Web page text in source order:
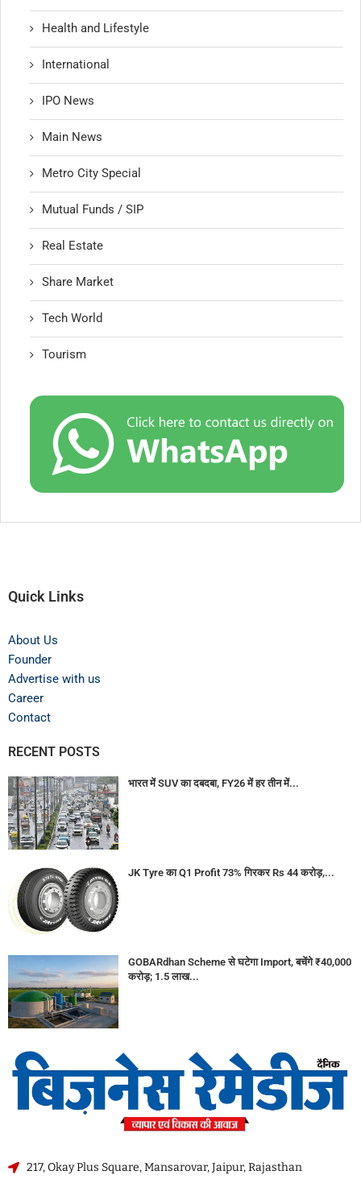
Health and Lifestyle
International
IPO News
Main News
Metro City Special
Mutual Funds / SIP
Real Estate
Share Market
Tech World
Tourism
Quick Links
About Us
Founder
Advertise with us
Career
Contact
RECENT POSTS
भारत में SUV का दबदबा, FY26 में हर तीन में...
JK Tyre का Q1 Profit 73% गिरकर Rs 44 करोड़,...
GOBARdhan Scheme से घटेगा Import, बचेंगे ₹40,000
करोड़; 1.5 लाख...
217, Okay Plus Square, Mansarovar, Jaipur, Rajasthan